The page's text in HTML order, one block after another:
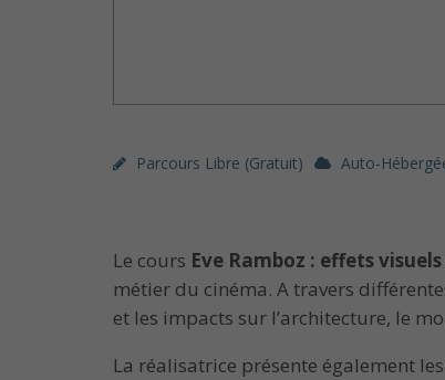
Parcours Libre (gratuit) Auto-
Le cours Eve Ramboz : effets visuels
métier du cinéma. Atravers
et les impacts sur l’architecture, le
La réalisatrice présente également